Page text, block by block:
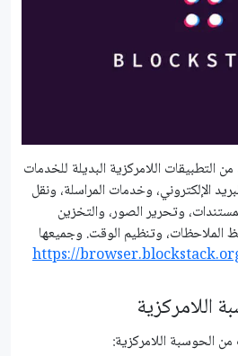
التطبيقات اللامركزية البديلة للخدمات
الإلكتروني، وخدمات المراسلة، ونقل
وتحرير الصور، والتخزين
الملاحظات، وتنظيم الوقت. وجميعها
https://